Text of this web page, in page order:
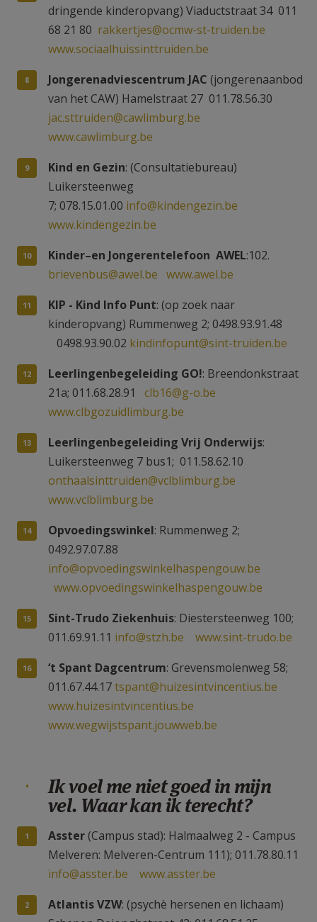
dringende kinderopvang) Viaductstraat 34 011
68 21 80 rakkertjes@ocmw-st-truiden.be
www.sociaalhuissinttruiden.be
Jongerenadviescentrum JAC (jongerenaanbod
van het CAW) Hamelstraat 27 011.78.56.30
jac.sttruiden@cawlimburg.be
www.cawlimburg.be
Kind en Gezin: (Consultatiebureau)
Luikersteenweg
7; 078.15.01.00 info@kindengezin.be
www.kindengezin.be
Kinder–en Jongerentelefoon AWEL:102.
brievenbus@awel.be www.awel.be
KIP - Kind Info Punt: (op zoek naar
kinderopvang) Rummenweg 2; 0498.93.91.48
0498.93.90.02 kindinfopunt@sint-truiden.be
Leerlingenbegeleiding GO!: Breendonkstraat
21a; 011.68.28.91 clb16@g-o.be
www.clbgozuidlimburg.be
Leerlingenbegeleiding Vrij Onderwijs:
Luikersteenweg 7 bus1; 011.58.62.10
onthaalsinttruiden@vclblimburg.be
www.vclblimburg.be
Opvoedingswinkel: Rummenweg 2;
0492.97.07.88
info@opvoedingswinkelhaspengouw.be
www.opvoedingswinkelhaspengouw.be
Sint-Trudo Ziekenhuis: Diestersteenweg 100;
011.69.91.11 info@stzh.be
www.sint-trudo.be
‘t Spant Dagcentrum: Grevensmolenweg 58;
011.67.44.17tspant@huizesintvincentius.be
www.huizesintvincentius.be
www.wegwijstspant.jouwweb.be
Ik voel me niet goed in mijn
vel. Waar kan ik terecht?
Asster (Campus stad): Halmaalweg 2 - Campus
Melveren: Melveren-Centrum 111); 011.78.80.11
info@asster.be
www.asster.be
Atlantis VZW: (psychè hersenen en lichaam)